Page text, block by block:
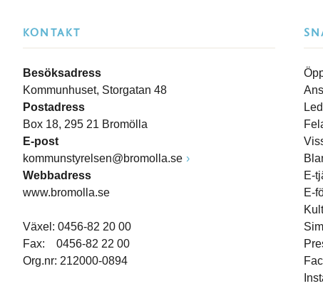
KONTAKT
Besöksadress
Kommunhuset, Storgatan 48
Postadress
Box 18, 295 21 Bromölla
E-post
kommunstyrelsen@bromolla.se
Webbadress
www.bromolla.se
Växel: 0456-82 20 00
Fax: 0456-82 22 00
Org.nr: 212000-0894
E-
E-